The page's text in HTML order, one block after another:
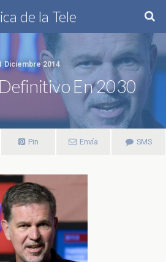
de la Tele
Diciembre 2014
En 2030
Pin Envía SMS